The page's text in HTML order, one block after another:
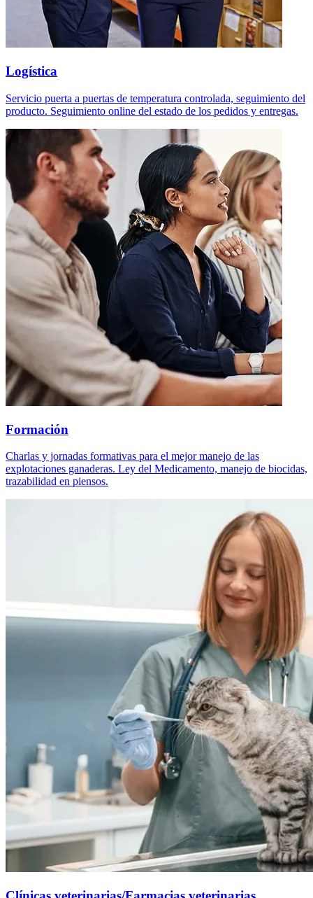
Logística
Servicio puerta a puertas de temperatura controlada, seguimiento del
producto. Seguimiento online del estado de los pedidos y entregas.
Formación
Charlas y jornadas formativas para el mejor manejo de las
explotaciones ganaderas. Ley del Medicamento, manejo de biocidas,
trazabilidad en piensos.